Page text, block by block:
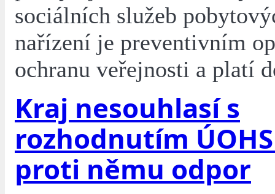
sociálních služeb
nařízení je preventivním
ochranu veřejnosti a platí
Kraj nesouhlasí s
rozhodnutím
proti němu odpor